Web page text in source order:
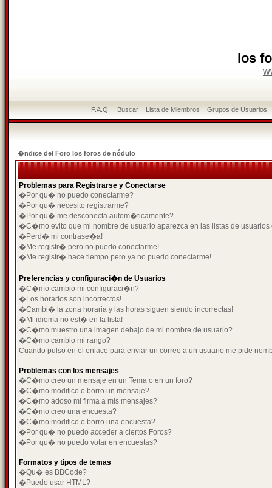
los
F.A.Q. Buscar Lista de Miembros Grupos de Usuarios
�ndice del Foro los foros de nódulo
Problemas para Registrarse y Conectarse
�Por qu� no puedo conectarme?
�Por qu� necesito registrarme?
�Por qu� me desconecta autom�ticamente?
�C�mo evito que mi nombre de usuario aparezca en las listas de usuarios
�Perd� mi contrase�a!
�Me registr� pero no puedo conectarme!
�Me registr� hace tiempo pero ya no puedo conectarme!
Preferencias y configuraci�n de Usuarios
�C�mo cambio mi configuraci�n?
�Los horarios son incorrectos!
�Cambi� la zona horaria y las horas siguen siendo incorrectas!
�Mi idioma no est� en la lista!
�C�mo muestro una imagen debajo de mi nombre de usuario?
�C�mo cambio mi rango?
Cuando pulso en el enlace para enviar un correo a un usuario me pide
Problemas con los mensajes
�C�mo creo un mensaje en un Tema o en un foro?
�C�mo modifico o borro un mensaje?
�C�mo adoso mi firma a mis mensajes?
�C�mo creo una encuesta?
�C�mo modifico o borro una encuesta?
�Por qu� no puedo acceder a ciertos Foros?
�Por qu� no puedo votar en encuestas?
Formatos y tipos de temas
�Qu� es BBCode?
�Puedo usar HTML?